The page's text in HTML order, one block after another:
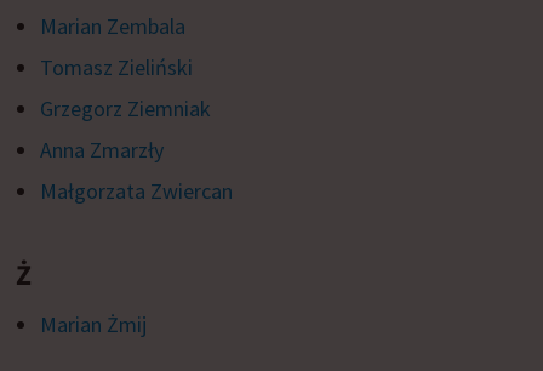
Marian Zembala
Tomasz Zieliński
Grzegorz Ziemniak
Anna Zmarzły
Małgorzata Zwiercan
Ż
Marian Żmij